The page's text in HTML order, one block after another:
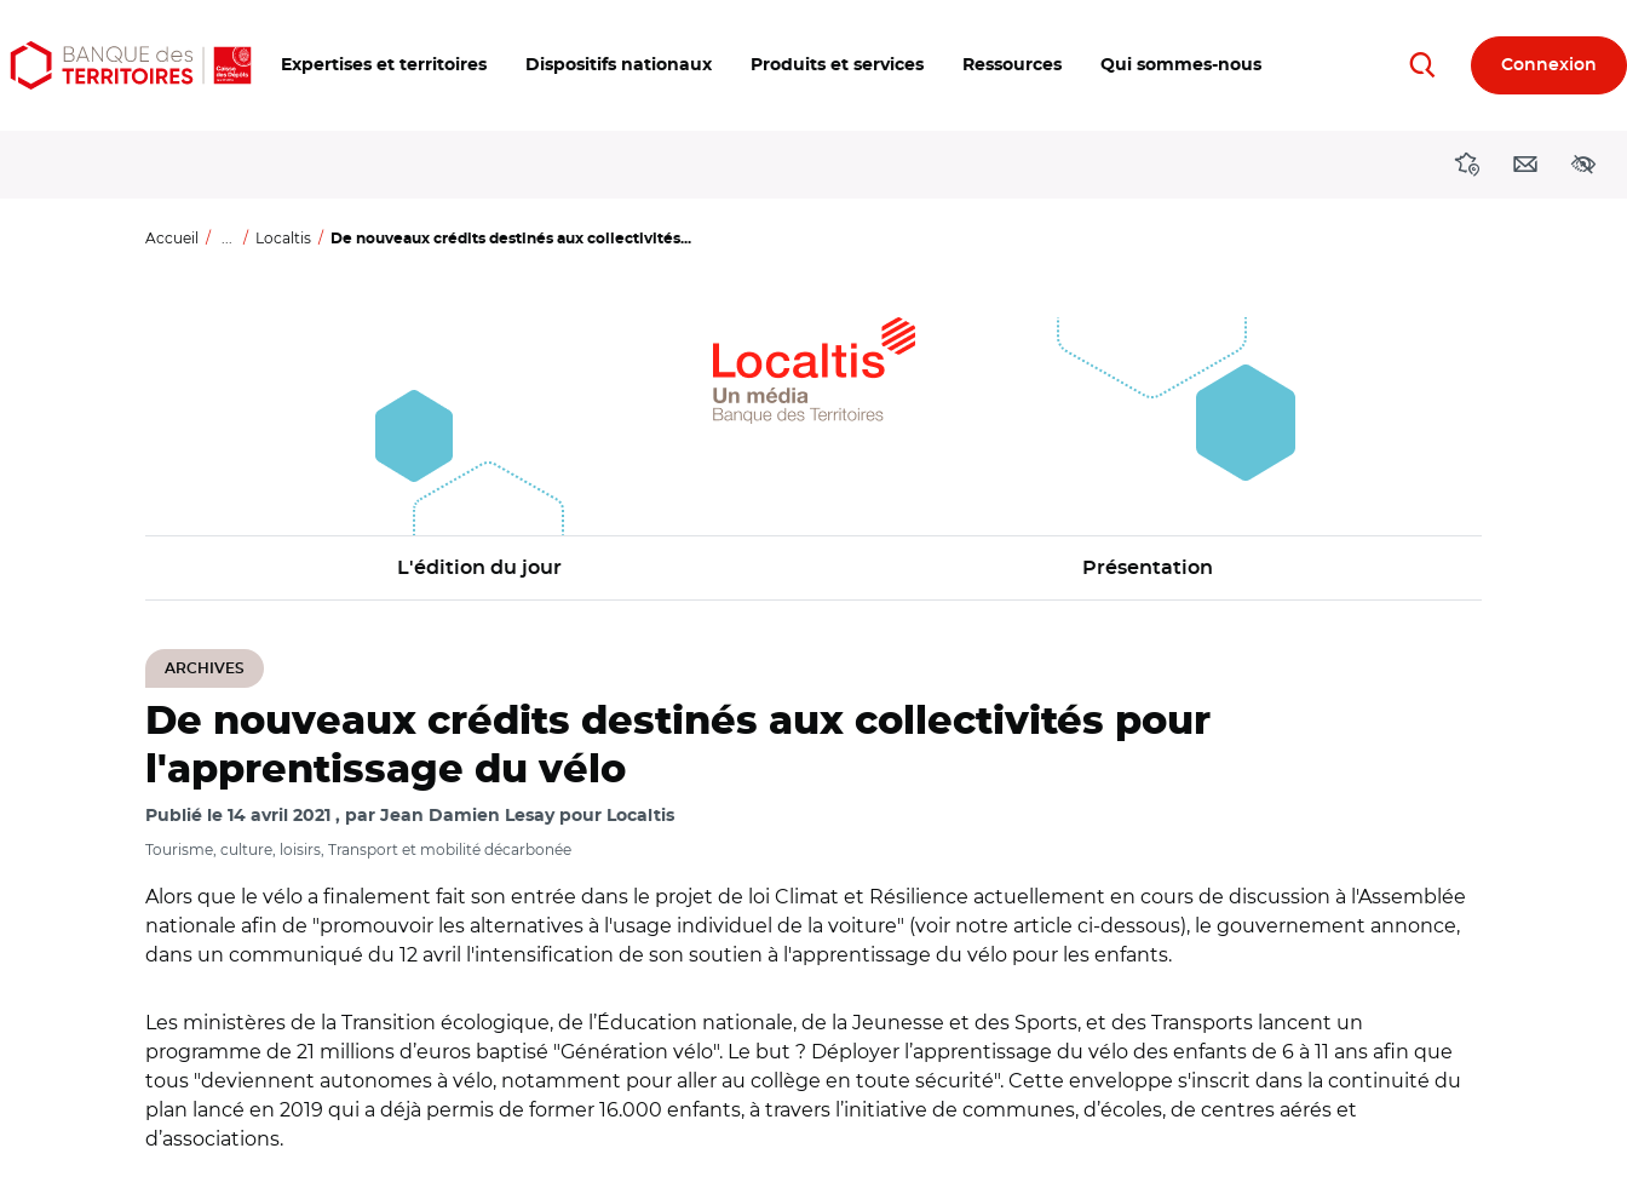
Aller
au
Aller
au
Ouvrir
les
Expertises et territoires Dispositifs nationaux Produits et services Ressources Qui sommes-nous RechercherConnexion
DirectionsContact
Accueil ... Localtis De nouveaux crédits destinés aux collectivités...
L'édition du jour Présentation
ARCHIVES
De nouveaux crédits destinés aux collectivités pour
l'apprentissage du vélo
Publié le 14 avril 2021 par Jean Damien Lesay pour Localtis
Tourisme, culture, loisirs, Transport et mobilité décarbonée
Alors que le vélo a finalement fait son entrée dans le projet de loi Climat et Résilience actuellement en cours de discussion à l'Assemblée
nationale afin de "promouvoir les alternatives à l'usage individuel de la voiture" (voir notre article ci-dessous), le gouvernement annonce,
dans un communiqué du 12 avril l'intensification de son soutien à l'apprentissage du vélo pour les enfants.
Les ministères de la Transition écologique, de l’Éducation nationale, de la Jeunesse et des Sports, et des Transports lancent un
programme de 21 millions d’euros baptisé "Génération vélo". Le but ? Déployer l’apprentissage du vélo des enfants de 6 à 11 ans afin que
tous "deviennent autonomes à vélo, notamment pour aller au collège en toute sécurité". Cette enveloppe s'inscrit dans la continuité du
plan lancé en 2019 qui a déjà permis de former 16.000 enfants, à travers l’initiative de communes, d’écoles, de centres aérés et
d’associations.